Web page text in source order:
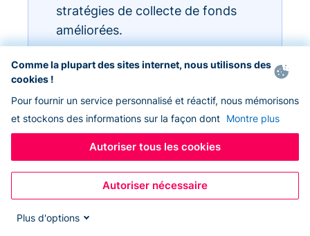
stratégies de collecte de fonds
améliorées.
Comme la plupart des sites internet, nous utilisons des
cookies !
Pour fournir un service personnalisé et réactif, nous mémorisons
et stockons des informations sur la façon dont Montre plus
Autoriser tous les cookies
Autoriser nécessaire
Plus d'options